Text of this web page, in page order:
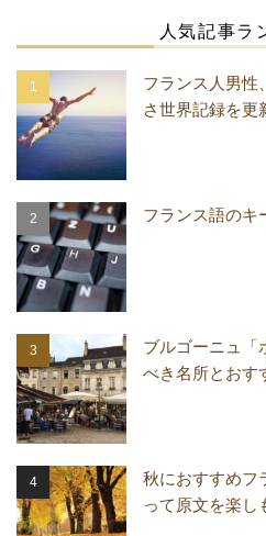
人気記事ラ
フランス人男性
さ世界記録を
フランス語のキ
ブルゴーニュ「
べき名所とおす
秋におすすめフ
って原文を楽し